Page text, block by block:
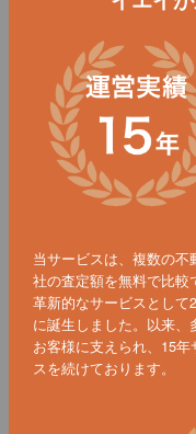
当サービスは、複数の不
社の査定額を無料で比較
革新的なサービスとして
に誕生しました。以来、
お客様に支えられ、15年
スを続けております。